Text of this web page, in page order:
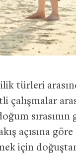
türleri
çalışmalar
açısına
için